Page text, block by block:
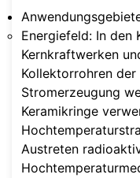
Energiefeld: In den
Kernkraftwerken
Kollektorrohren
Stromerzeugung
Keramikringe
Austreten